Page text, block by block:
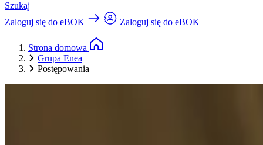
Szukaj
Zaloguj się do eBOK
Zaloguj się do eBOK
Strona domowa
Grupa Enea
Postępowania